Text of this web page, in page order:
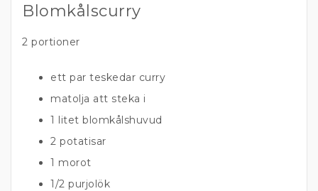
Blomkålscurry
2 portioner
ett par teskedar curry
matolja att steka i
1 litet blomkålshuvud
2 potatisar
1 morot
1/2 purjolök